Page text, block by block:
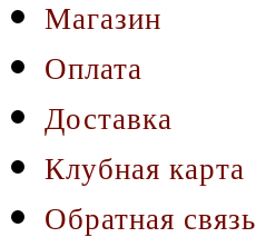
Магазин
Оплата
Доставка
Клубная карта
Обратная связь